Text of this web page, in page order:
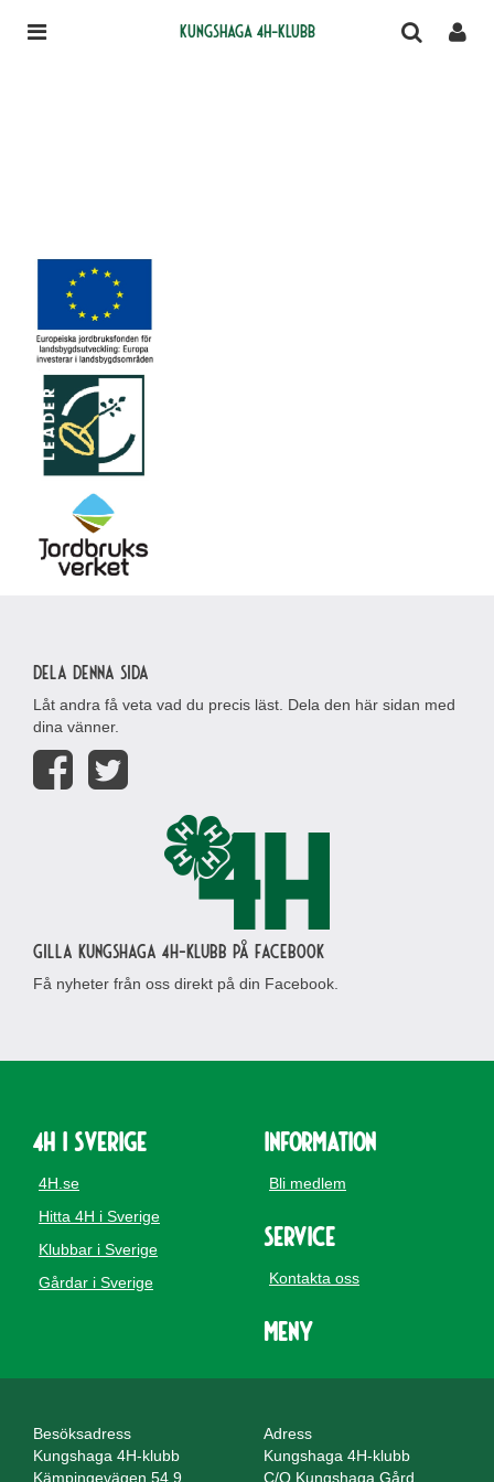
Kungshaga 4H-klubb
Dela denna sida
Låt andra få veta vad du precis läst. Dela den här sidan med
dina vänner.
Gilla Kungshaga 4H-klubb på Facebook
Få nyheter från oss direkt på din Facebook.
4H i Sverige
4H.se
Hitta 4H i Sverige
Klubbar i Sverige
Gårdar i Sverige
Information
Bli medlem
Service
Kontakta oss
Meny
Besöksadress
Kungshaga 4H-klubb
Kämpingevägen 54.9
Adress
Kungshaga 4H-klubb
C/O Kungshaga Gård